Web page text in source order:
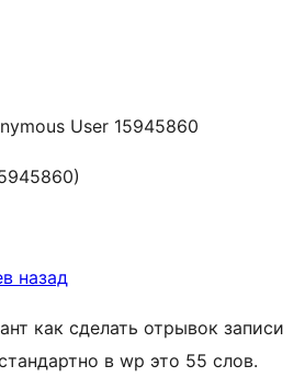
User 15945860
назад
как сделать отрывок записи
в wp это 55 слов.